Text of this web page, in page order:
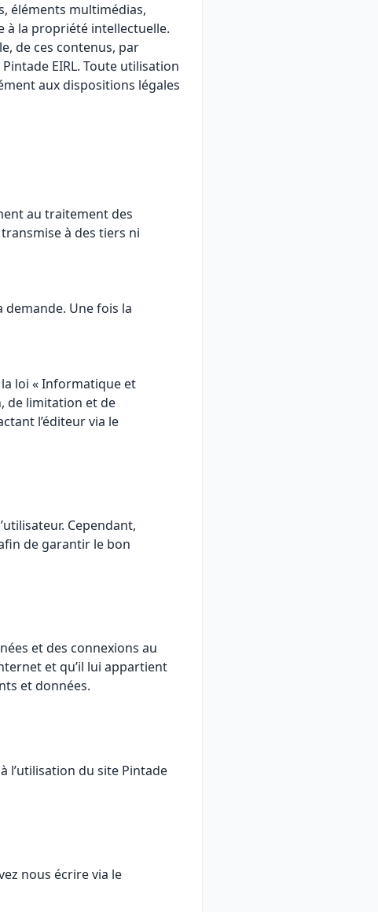
éléments multimédias,
à la propriété intellectuelle.
de ces contenus, par
EIRL. Toute utilisation
aux dispositions légales
au traitement des
à des tiers ni
Une fois la
loi « Informatique et
de limitation et de
l’éditeur via le
Cependant,
de garantir le bon
et des connexions au
et qu’il lui appartient
et données.
l’utilisation du site Pintade
nous écrire via le